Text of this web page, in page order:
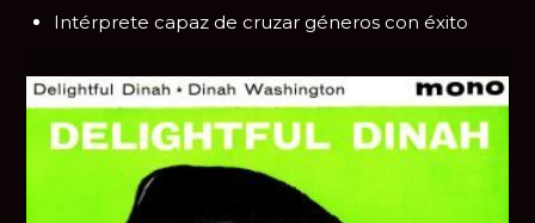
Intérprete capaz de cruzar géneros con éxito